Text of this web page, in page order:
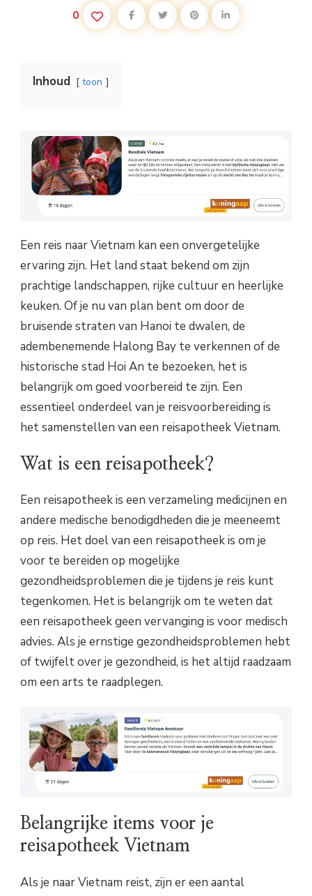
0
Inhoud toon
Een reis naar Vietnam kan een onvergetelijke
ervaring zijn. Het land staat bekend om zijn
prachtige landschappen, rijke cultuur en heerlijke
keuken. Of je nu van plan bent om door de
bruisende straten van Hanoi te dwalen, de
adembenemende Halong Bay te verkennen of de
historische stad Hoi An te bezoeken, het is
belangrijk om goed voorbereid te zijn. Een
essentieel onderdeel van je reisvoorbereiding is
het samenstellen van een reisapotheek Vietnam.
Wat is een reisapotheek?
Een reisapotheek is een verzameling medicijnen en
andere medische benodigdheden die je meeneemt
op reis. Het doel van een reisapotheek is om je
voor te bereiden op mogelijke
gezondheidsproblemen die je tijdens je reis kunt
tegenkomen. Het is belangrijk om te weten dat
een reisapotheek geen vervanging is voor medisch
advies. Als je ernstige gezondheidsproblemen hebt
of twijfelt over je gezondheid, is het altijd raadzaam
om een arts te raadplegen.
Belangrijke items voor je
reisapotheek Vietnam
Als je naar Vietnam reist, zijn er een aantal